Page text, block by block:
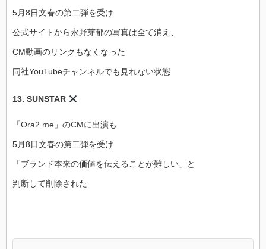
5月8日文春の第二弾を受け
公式サイトから永野芽郁の写真は全て消え、
CM動画のリンクもなくなった
同社YouTubeチャンネルでも見れない状態
13. SUNSTAR
「Ora2 me」のCMに出演も
5月8日文春の第二弾を受け
「ブランド本来の価値を伝えることが難しい」と
判断して削除された